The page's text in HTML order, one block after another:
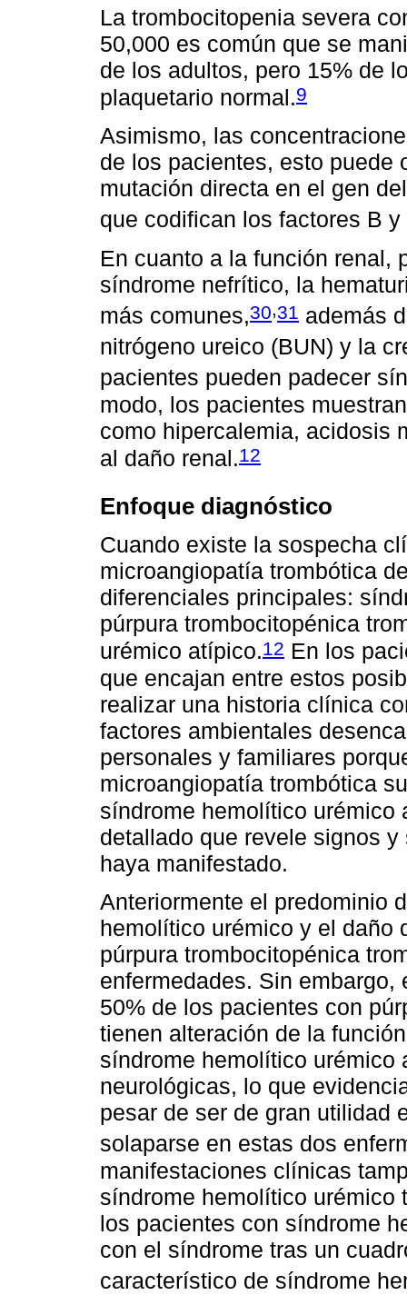
La trombocitopenia severa
50,000 es común que se
de los adultos, pero 15% de
plaquetario normal.9
Asimismo, las
de los pacientes, esto puede
mutación directa en el gen
que codifican los factores B
En cuanto a la función renal,
síndrome nefrítico, la
más comunes,30,31 además
nitrógeno ureico (BUN) y la
pacientes pueden padecer
modo, los pacientes
como hipercalemia, acidosis
al daño renal.12
Enfoque diagnóstico
Cuando existe la sospecha
microangiopatía trombótica
diferenciales principales:
púrpura trombocitopénica
urémico atípico.12 En los
que encajan entre estos
realizar una historia clínica
factores ambientales
personales y familiares
microangiopatía trombótica
síndrome hemolítico urémico
detallado que revele signos
haya manifestado.
Anteriormente el predominio
hemolítico urémico y el daño
púrpura trombocitopénica
enfermedades. Sin
50% de los pacientes con
tienen alteración de la
síndrome hemolítico urémico
neurológicas, lo que
pesar de ser de gran utilidad
solaparse en estas dos
manifestaciones clínicas
síndrome hemolítico urémico
los pacientes con síndrome
con el síndrome tras un
característico de síndrome